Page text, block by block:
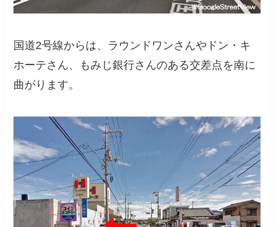
国道2号線からは、ラウンドワンさんやドン・キ
ホーテさん、もみじ銀行さんのある交差点を南に
曲がります。